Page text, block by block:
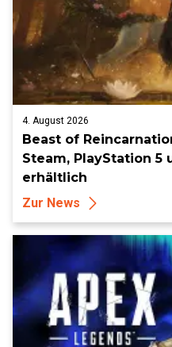
4. August 2026
Beast of
Steam, PlayStation 5
erhältlich
Zur News